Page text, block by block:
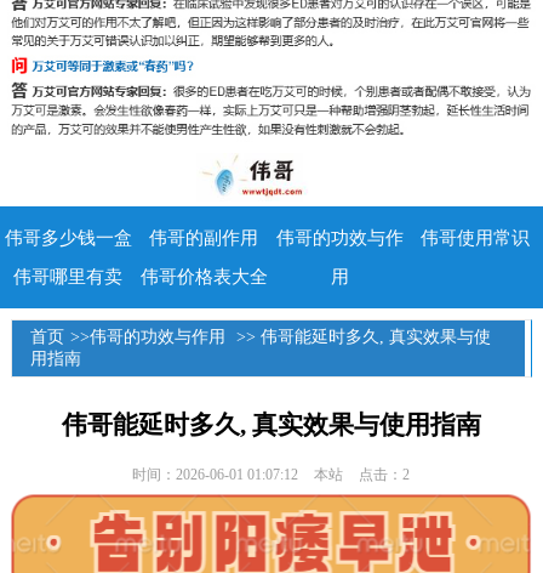
伟哥多少钱一盒 伟哥的副作用
伟哥的功效与作
用
伟哥使用常识
伟哥哪里有卖
伟哥价格表大全
首页 >>伟哥的功效与作用
>> 伟哥能延时多久, 真实效果与使
用指南
伟哥能延时多久, 真实效果与使用指南
时间：2026-06-01 01:07:12 本站 点击：2